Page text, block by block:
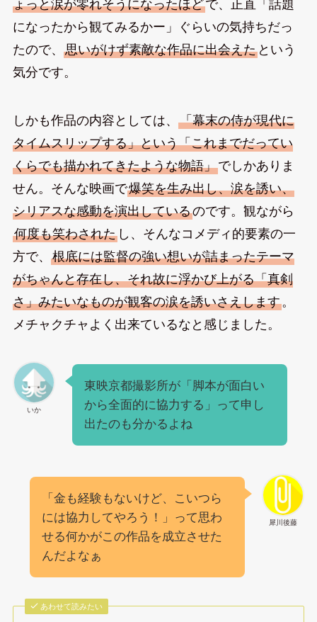
ょっと涙が零れそうになったほどで、正直「話題
になったから観てみるかー」ぐらいの気持ちだっ
たので、 思いがけず素敵な作品に出会えたという
気分です。
しかも作品の内容としては、 「幕末の侍が現代に
タイムスリップする」という「これまでだってい
くらでも描かれてきたような物語」でしかありま
せん。そんな映画で爆笑を生み出し、涙を誘い、
シリアスな感動を演出しているのです。観ながら
何度も笑わされたし、そんなコメディ的要素の一
方で、 根底には監督の強い想いが詰まったテーマ
がちゃんと存在し、それ故に浮かび上がる「真剣
さ」みたいなものが観客の涙を誘いさえします。
メチャクチャよく出来ているなと感じました。
いか
東映京都撮影所が「脚本が面白い
から全面的に協力する」って申し
出たのも分かるよね
犀川後藤
「金も経験もないけど、こいつら
には協力してやろう！」って思わ
せる何かがこの作品を成立させた
んだよなぁ
あわせて読みたい